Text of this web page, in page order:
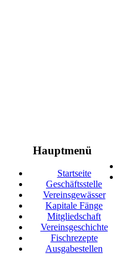
Hauptmenü
Startseite
Geschäftsstelle
Vereinsgewässer
Kapitale Fänge
Mitgliedschaft
Vereinsgeschichte
Fischrezepte
Ausgabestellen